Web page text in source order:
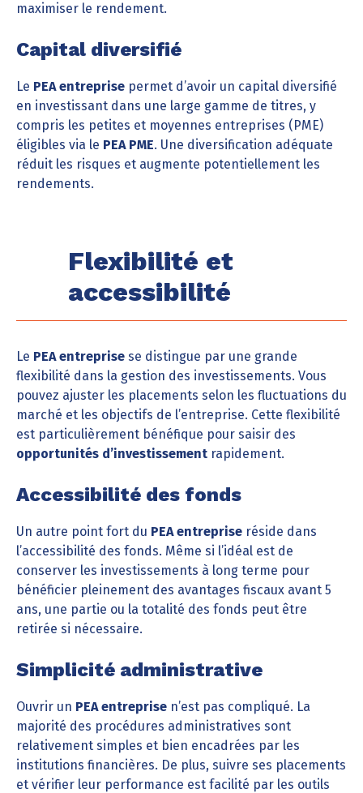
maximiser le rendement.
Capital diversifié
Le PEA entreprise permet d’avoir un capital diversifié
en investissant dans une large gamme de titres, y
compris les petites et moyennes entreprises (PME)
éligibles via le PEA PME. Une diversification adéquate
réduit les risques et augmente potentiellement les
rendements.
Flexibilité et
accessibilité
Le PEA entreprise se distingue par une grande
flexibilité dans la gestion des investissements. Vous
pouvez ajuster les placements selon les fluctuations du
marché et les objectifs de l’entreprise. Cette flexibilité
est particulièrement bénéfique pour saisir des
opportunités d’investissement rapidement.
Accessibilité des fonds
Un autre point fort du PEA entreprise réside dans
l’accessibilité des fonds. Même si l’idéal est de
conserver les investissements à long terme pour
bénéficier pleinement des avantages fiscaux avant 5
ans, une partie ou la totalité des fonds peut être
retirée si nécessaire.
Simplicité administrative
Ouvrir un PEA entreprise n’est pas compliqué. La
majorité des procédures administratives sont
relativement simples et bien encadrées par les
institutions financières. De plus, suivre ses placements
et vérifier leur performance est facilité par les outils